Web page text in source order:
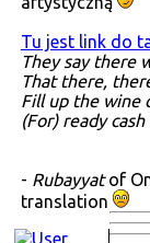
Tu jest link do
They say there
That there,
Fill up the wine
(For) ready
- Rubayyatof
translation